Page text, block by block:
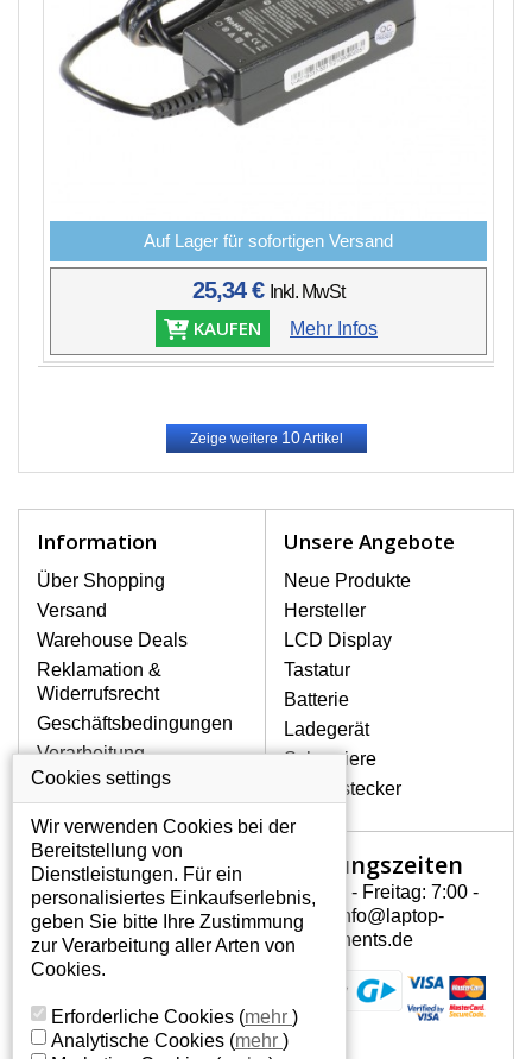
Auf Lager für sofortigen Versand
25,34 € Inkl. MwSt
KAUFEN Mehr Infos
Zeige weitere10Artikel
Information
Über Shopping
Versand
Warehouse Deals
Reklamation &
Widerrufsrecht
Geschäftsbedingungen
Verarbeitung
personenbezogener
Daten
Über uns - Impressum
Unsere Angebote
Neue Produkte
Hersteller
LCD Display
Tastatur
Batterie
Ladegerät
Scharniere
Gerätestecker
Mein Konto
Mein Konto
Persönliche Daten
Addressen
Öffnungszeiten
Montag - Freitag: 7:00 -
15:30 info@laptop-
components.de
Cookies settings
Wir verwenden Cookies bei der
Bereitstellung von
Dienstleistungen. Für ein
personalisiertes Einkaufserlebnis,
geben Sie bitte Ihre Zustimmung
zur Verarbeitung aller Arten von
Cookies.
Erforderliche Cookies (mehr )
Analytische Cookies (mehr )